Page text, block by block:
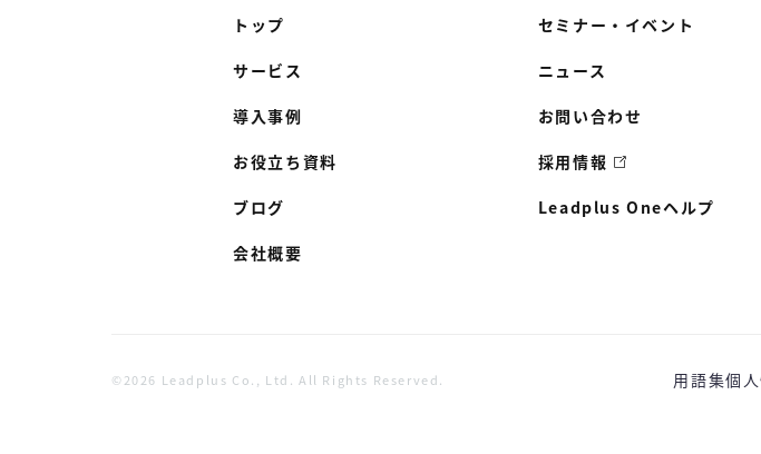
トップ
サービス
導入事例
お役立ち資料
ブログ
会社概要
セミナー・イベント
ニュース
お問い合わせ
採用情報
Leadplus Oneヘルプ
©2026 Leadplus Co., Ltd. All Rights Reserved. 用語集個